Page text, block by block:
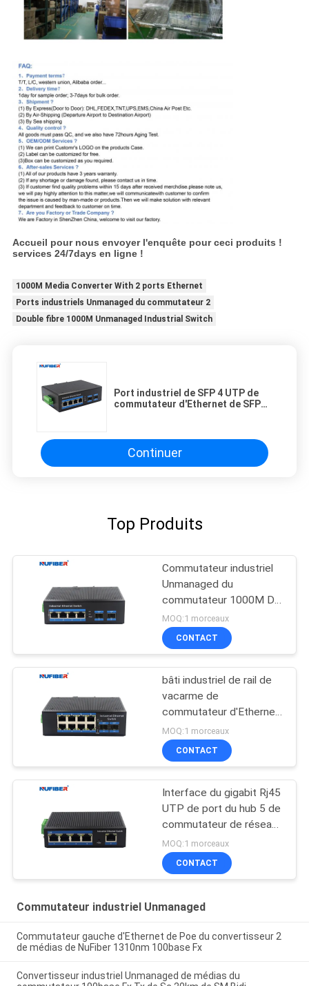
Accueil pour nous envoyer l'enquête pour ceci produits !
services 24/7days en ligne !
1000M Media Converter With 2 ports Ethernet
Ports industriels Unmanaged du commutateur 2
Double fibre 1000M Unmanaged Industrial Switch
Port industriel de SFP 4 UTP de
commutateur d'Ethernet de SFP
Continuer
Top Produits
Commutateur industriel
Unmanaged du
commutateur 1000M Din
Rail Ethernet de
protection contre la
foudre
MOQ:1 morceaux
CONTACT
bâti industriel de rail de
vacarme de
commutateur d'Ethernet
du commutateur 8port
industriel Unmanaged
MOQ:1 morceaux
CONTACT
Interface du gigabit Rj45
UTP de port du hub 5 de
commutateur de réseau
de bâti de rail du
vacarme IP40
MOQ:1 morceaux
CONTACT
Commutateur industriel Unmanaged
Commutateur gauche d'Ethernet de Poe du convertisseur 2
de médias de NuFiber 1310nm 100base Fx
Convertisseur industriel Unmanaged de médias du